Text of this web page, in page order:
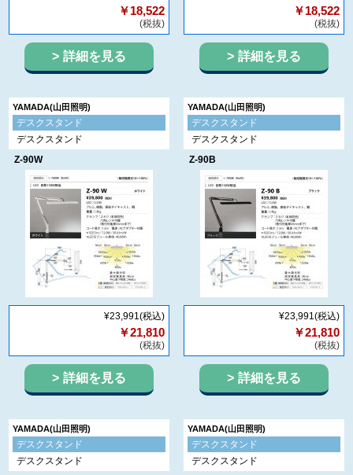
￥18,522
(税抜)
詳細を見る
￥18,522
(税抜)
詳細を見る
YAMADA(山田照明)
デスクスタンド
デスクスタンド
Z-90W
¥23,991(税込)
￥21,810
(税抜)
詳細を見る
YAMADA(山田照明)
デスクスタンド
デスクスタンド
Z-90B
¥23,991(税込)
￥21,810
(税抜)
詳細を見る
YAMADA(山田照明)
デスクスタンド
デスクスタンド
YAMADA(山田照明)
デスクスタンド
デスクスタンド